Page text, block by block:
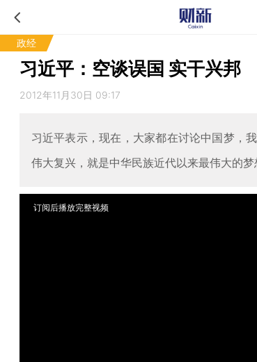
政经
习近平：空谈误国 实干兴邦
2012年11月30日 09:17
习近平表示，现在，大家都在讨论中国梦，
伟大复兴，就是中华民族近代以来最伟大的梦
订阅后播放完整视频